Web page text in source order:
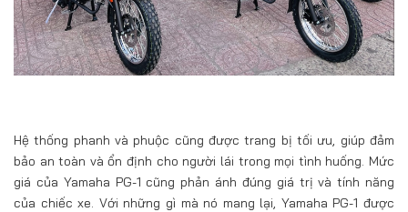
Hệ thống phanh và phuộc cũng được trang bị tối ưu, giúp đảm
bảo an toàn và ổn định cho người lái trong mọi tình huống. Mức
giá của Yamaha PG-1 cũng phản ánh đúng giá trị và tính năng
của chiếc xe. Với những gì mà nó mang lại, Yamaha PG-1 được